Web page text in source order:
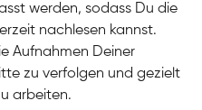
werden, sodass Du die
nachlesen kannst.
Aufnahmen Deiner
zu verfolgen und gezielt
arbeiten.